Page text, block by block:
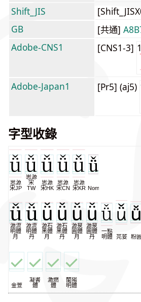
Shift_JIS
GB
[共通]
Adobe-CNS1
[CNS1-3]
Adobe-Japan1 [Pr5] (aj5)
字型收錄
思源
宋JP
思源
宋
TW
思源
宋HK
思源
宋CN
思源
宋KR NomNaTong
源流
明體
月
源流
明體
丹
源石
黑體
月
源石
黑體
丹
源泉
圓體
月
源泉
圓體
丹
一點
明體
芫荽 粉圓
金萱
凝書
體
激燃
體
蘭陽
明體